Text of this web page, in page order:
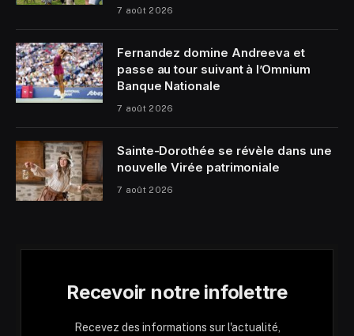
7 août 2026
Fernandez domine Andreeva et
passe au tour suivant à l’Omnium
Banque Nationale
7 août 2026
Sainte-Dorothée se révèle dans une
nouvelle Virée patrimoniale
7 août 2026
Recevoir notre infolettre
Recevez des informations sur l'actualité,